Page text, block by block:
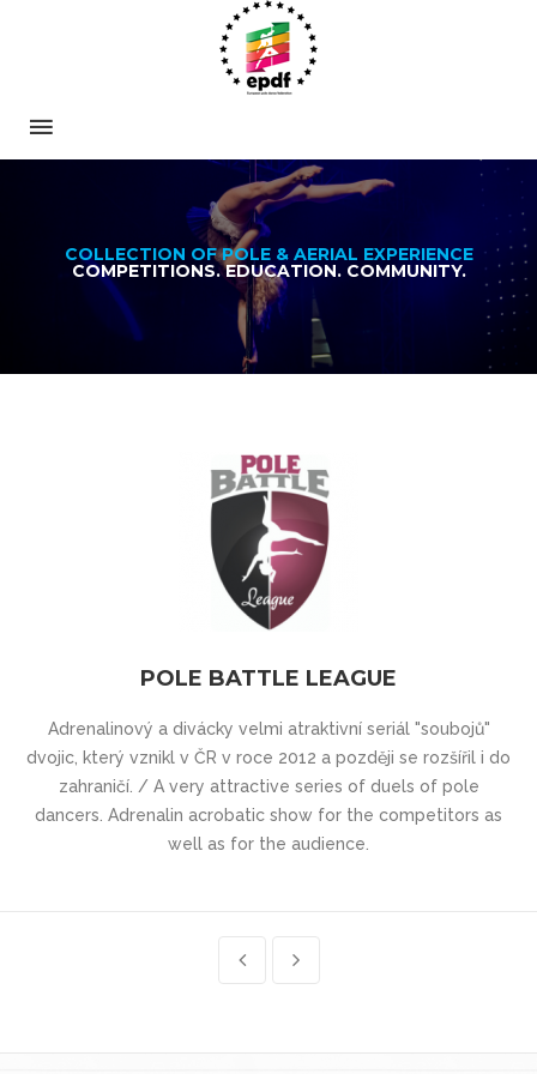
COLLECTION OF POLE & AERIAL EXPERIENCE
COMPETITIONS. EDUCATION. COMMUNITY.
POLE BATTLE LEAGUE
Adrenalinový a divácky velmi atraktivní seriál "soubojů"
dvojic, který vznikl v ČR v roce 2012 a později se rozšířil i do
zahraničí. / A very attractive series of duels of pole
dancers. Adrenalin acrobatic show for the competitors as
well as for the audience.